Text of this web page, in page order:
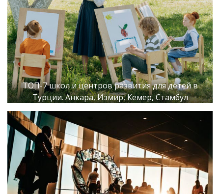
ТОП-7 школ и центров развития для детей в
Турции. Анкара, Измир, Кемер, Стамбул